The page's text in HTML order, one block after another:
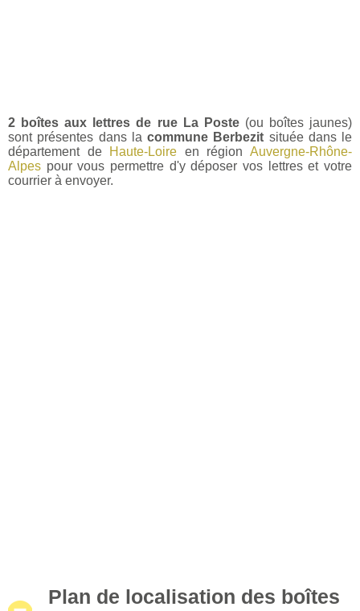
2 boîtes aux lettres de rue La Poste(ou boîtes jaunes)
sont présentes dans la commune Berbezit située dans le
département de
Haute-Loire en régionAuvergne-Rhône-
Alpes pour vous permettre d'y déposer vos lettres et votre
courrier à envoyer.
Plan de localisation des boîtes